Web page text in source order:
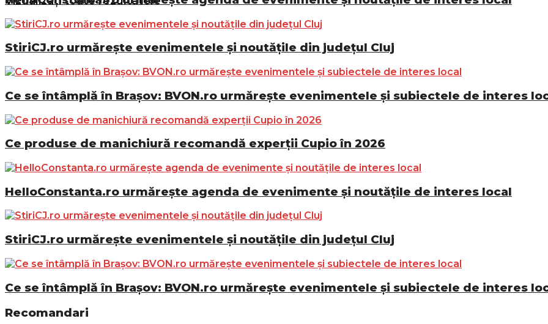
StiriCJ.ro urmărește evenimentele și noutățile din județul Cluj
Ce se întâmplă în Brașov: BVON.ro urmărește evenimentele și subiectele de interes
Ce produse de manichiură recomandă experții Cupio în 2026
HelloConstanta.ro urmărește agenda de evenimente și noutățile de interes local
StiriCJ.ro urmărește evenimentele și noutățile din județul Cluj
Ce se întâmplă în Brașov: BVON.ro urmărește evenimentele și subiectele de interes
Recomandari